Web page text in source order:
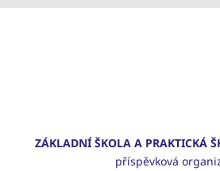
ZÁKLADNÍ ŠKOLA A PRAKTICKÁ
příspěvková